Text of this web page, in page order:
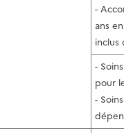
-
ans
inclus
-
pour
-